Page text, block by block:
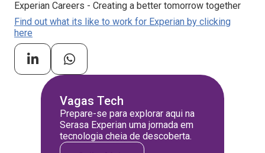
Experian Careers - Creating a better tomorrow together
Find out what its like to work for Experian by clicking
here
Vagas Tech
Prepare-se para explorar aqui na
Serasa Experian uma jornada em
tecnologia cheia de descoberta.